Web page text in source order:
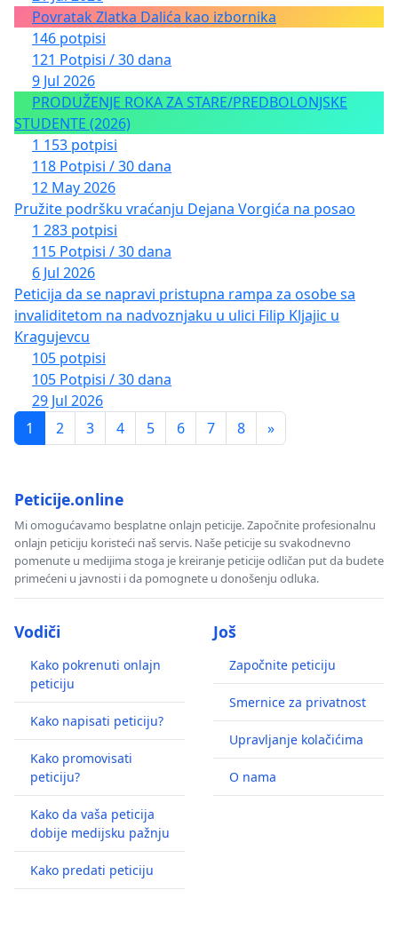
Povratak Zlatka Dalića kao izbornika
146 potpisi
121 Potpisi / 30 dana
9 Jul 2026
PRODUŽENJE ROKA ZA STARE/PREDBOLONJSKE
STUDENTE (2026)
1 153 potpisi
118 Potpisi / 30 dana
12 May 2026
Pružite podršku vraćanju Dejana Vorgića na posao
1 283 potpisi
115 Potpisi / 30 dana
6 Jul 2026
Peticija da se napravi pristupna rampa za osobe sa
invaliditetom na nadvoznjaku u ulici Filip Kljajic u
Kragujevcu
105 potpisi
105 Potpisi / 30 dana
29 Jul 2026
1
2 3 4 5 6 7 8 »
Peticije.online
Mi omogućavamo besplatne onlajn peticije. Započnite profesionalnu
onlajn peticiju koristeći naš servis. Naše peticije su svakodnevno
pomenute u medijima stoga je kreiranje peticije odličan put da budete
primećeni u javnosti i da pomognete u donošenju odluka.
Vodiči
Kako pokrenuti onlajn
peticiju
Kako napisati peticiju?
Kako promovisati
peticiju?
Kako da vaša peticija
dobije medijsku pažnju
Kako predati peticiju
Još
Započnite peticiju
Smernice za privatnost
Upravljanje kolačićima
O nama